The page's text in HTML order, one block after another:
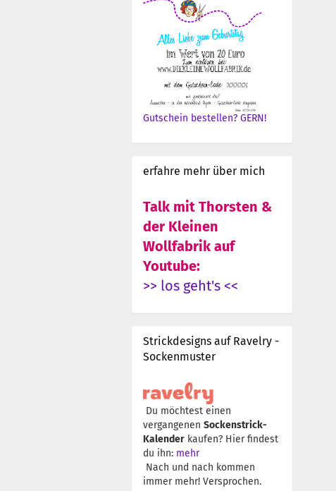
Gutschein bestellen? GERN!
erfahre mehr über mich
Talk mit Thorsten &
der Kleinen
Wollfabrik auf
Youtube:
>> los geht's <<
Strickdesigns auf Ravelry -
Sockenmuster
Du möchtest einen
vergangenen Sockenstrick-
Kalender kaufen? Hier findest
du ihn: mehr
Nach und nach kommen
immer mehr! Versprochen.